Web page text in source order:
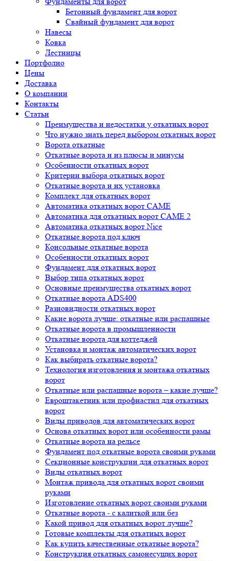
Бетонный фундамент для ворот
Свайный фундамент для ворот
Навесы
Ковка
Лестницы
Портфолио
Цены
Доставка
О компании
Контакты
Статьи
Преимущества и недостатки у откатных ворот
Что нужно знать перед выбором откатных ворот
Ворота откатные
Откатные ворота и из плюсы и минусы
Особенности откатных ворот
Критерии выбора откатных ворот
Откатные ворота и их установка
Комплект для откатных ворот
Автоматика откатных ворот CAME
Автоматика для откатных ворот CAME 2
Автоматика откатных ворот Nice
Откатные ворота под ключ
Консольные откатные ворота
Особенности откатных ворот
Фундамент для откатных ворот
Выбор типа откатных ворот
Основные преимущества откатных ворот
Откатные ворота ADS400
Разновидности откатных ворот
Какие ворота лучше: откатные или распашные
Откатные ворота в промышленности
Откатные ворота для коттеджей
Установка и монтаж автоматических ворот
Как выбирать откатные ворота?
Технология изготовления и монтажа откатных
ворот
Откатные или распашные ворота – какие лучше?
Евроштакетник или профнастил для откатных
ворот
Виды приводов для автоматических ворот
Основа откатных ворот или особенности рамы
Откатные ворота на рельсе
Фундамент под откатные ворота своими руками
Секционные конструкции для откатных ворот
Виды откатных ворот
Монтаж привода для откатных ворот своими
руками
Изготовление откатных ворот своими руками
Откатные ворота - с калиткой или без
Какой привод для откатных ворот лучше?
Готовые комплекты для откатных ворот
Как купить качественные откатные ворота?
Конструкция откатных самонесущих ворот